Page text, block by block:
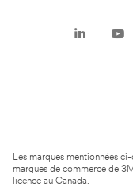
Les marques mentionnées
marques de commerce de
licence au Canada.